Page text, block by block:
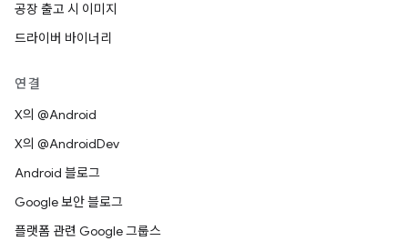
공장 출고 시 이미지
드라이버 바이너리
연결
X의 @Android
X의 @AndroidDev
Android 블로그
Google 보안 블로그
플랫폼 관련 Google 그룹스